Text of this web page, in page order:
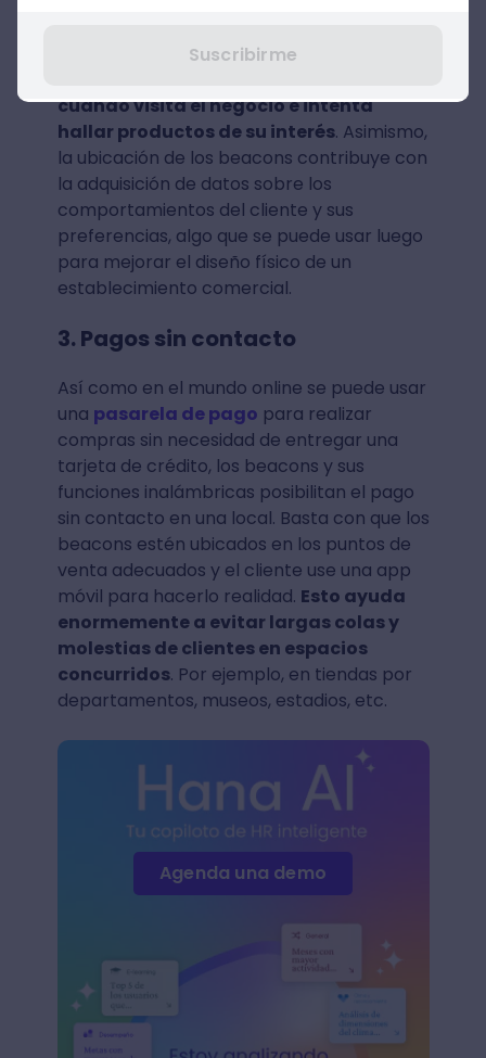
que tiene múltiples sectores. Esto
cuando visita el negocio e intenta
hallar productos de su interés. Asimismo,
la ubicación de los beacons contribuye con
la adquisición de datos sobre los
comportamientos del cliente y sus
preferencias, algo que se puede usar luego
para mejorar el diseño físico de un
establecimiento comercial.
3. Pagos sin contacto
Así como en el mundo online se puede usar
una pasarela de pago para realizar
compras sin necesidad de entregar una
tarjeta de crédito, los beacons y sus
funciones inalámbricas posibilitan el pago
sin contacto en una local. Basta con que los
beacons estén ubicados en los puntos de
venta adecuados y el cliente use una app
móvil para hacerlo realidad. Esto ayuda
enormemente a evitar largas colas y
molestias de clientes en espacios
concurridos. Por ejemplo, en tiendas por
departamentos, museos, estadios, etc.
Agenda una demo
Suscribirme